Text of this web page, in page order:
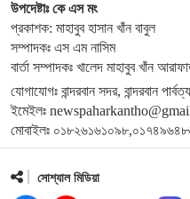
বীরশ্রেষ্ঠ হামিদুর
সমাজ
১২
নাইক্ষ্যংছড়িতে বিজিবির
ইয়াবা উদ্ধার
১৩
বান্দরবানে অ্যাপেক্স ক্লাব
১৪
উপদেষ্টাঃ কে এস মং
প্রকাশক: মাহাবুব হাসান খাঁন বাবুল
সম্পাদকঃ এস এম নাসিম
বার্তা সম্পাদকঃ খালেদ মাহাবুব খাঁন
যোগাযোগঃ বান্দরবান সদর, বান্দরবান
ইমেইলঃ
মোবাইলঃ
সোশ্যাল মিডিয়া